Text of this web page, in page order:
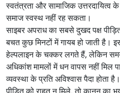
स्वतंत्रता और सामाजिक उत्तरदायित्व
समाज स्वस्थ नहीं रह सकता।
साइबर अपराध का सबसे दुखद पक्ष
बचत कुछ मिनटों में गायब हो जाती है।
हेल्पलाइन के चक्कर लगते हैं, लेकिन समय
अधिकांश मामलों में धन वापस नहीं मिल
व्यवस्था के प्रति अविश्वास पैदा होता